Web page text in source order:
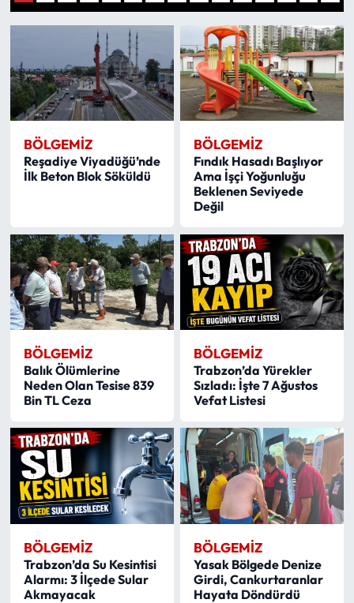
1
BÖLGEMIZ
Reşadiye Viyadüğü’nde
İlk Beton Blok Söküldü
BÖLGEMIZ
Fındık Hasadı Başlıyor
Ama İşçi Yoğunluğu
Beklenen Seviyede
Değil
BÖLGEMIZ
Balık Ölümlerine
Neden Olan Tesise 839
Bin TL Ceza
BÖLGEMIZ
Trabzon’da Yürekler
Sızladı: İşte 7 Ağustos
Vefat Listesi
BÖLGEMIZ
Trabzon’da Su Kesintisi
Alarmı: 3 İlçede Sular
Akmayacak
BÖLGEMIZ
Yasak Bölgede Denize
Girdi, Cankurtaranlar
Hayata Döndürdü
Mektup Galeri
Röportaj
Manşet
Köşe Yazıları
ASTROLOJİ
Spor Yazıları
Mektup Galeri
Ekonomi
Sağlık
Turizm
Teknoloji